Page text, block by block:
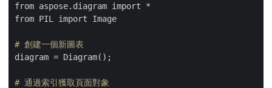
from aspose.diagram import *
from PIL import Image
# 創建一個新圖表
diagram = Diagram();
# 通過索引獲取頁面對象